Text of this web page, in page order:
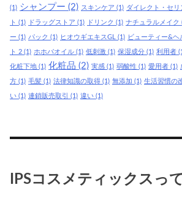
(1) シャンプー (2) スキンケア (1) ダイレクト・セリ
ト (1) ドラッグストア (1) ドリンク (1) ナチュラルメイク
ー (1) パック (1) ヒオウギエキスGL (1) ビューティー&ヘ
ト 2 (1) ホホバオイル (1) 低刺激 (1) 保湿成分 (1) 利用者
化粧下地 (1) 化粧品 (2) 実感 (1) 弱酸性 (1) 愛用者 (1)
方 (1) 毛髪 (1) 法律知識の取得 (1) 無添加 (1) 生活習慣の
い (1) 連鎖販売取引 (1) 違い (1)
IPSコスメティックスっ